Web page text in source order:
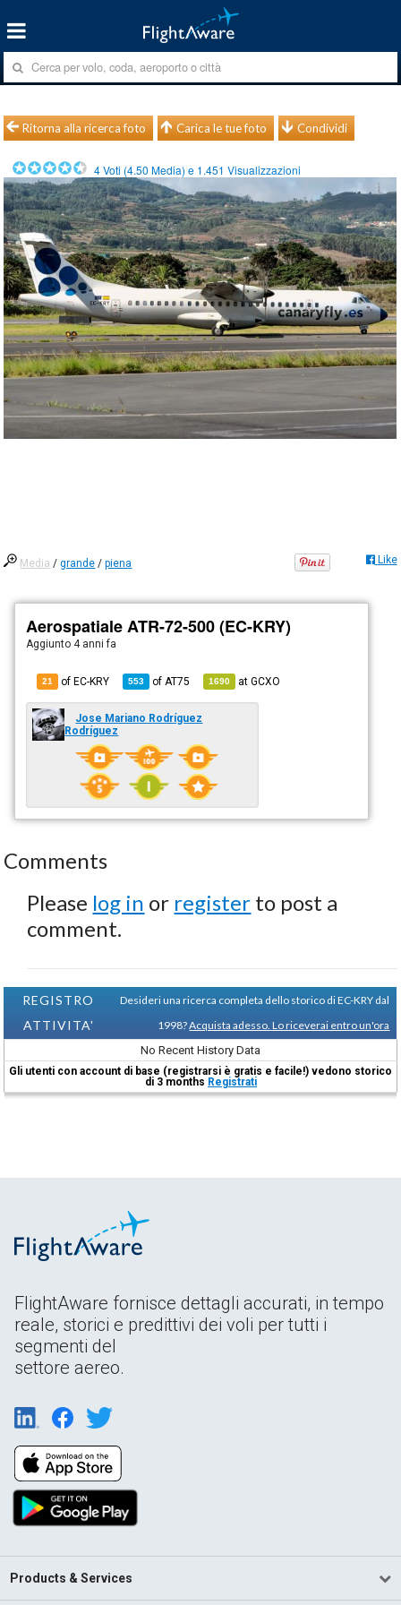
Ritorna alla ricerca foto Carica le tue foto Condividi
4Voti (4.50 Media) e 1.451 Visualizzazioni
Media /grande /piena Like
Aerospatiale ATR-72-500 (EC-KRY)
Aggiunto 4 anni fa
21 of EC-KRY 553 of AT75 1690 atGCXO
Jose Mariano Rodríguez
Rodríguez
Comments
Please log in or register to post a
comment.
REGISTRO
ATTIVITA'
Desideri una ricerca completa dello storico di EC-KRY dal
1998?Acquista adesso. Lo riceverai entro un'ora
No Recent History Data
Gli utenti con account di base (registrarsi è gratis e facile!) vedono storico
di 3 months Registrati
FlightAware fornisce dettagli accurati, in tempo
reale, storici e predittivi dei voli per tutti i
segmenti del
settore aereo.
Products & Services